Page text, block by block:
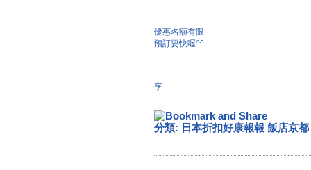
優惠名額有限
預訂要快喔^^.
享
分類: 日本折扣好康報報 飯店京都